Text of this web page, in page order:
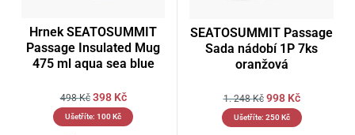
Hrnek SEATOSUMMIT
Passage Insulated Mug
475 ml aqua sea blue
498Kč 398 Kč
Ušetříte: 100Kč
SEATOSUMMIT Passage
Sada nádobí 1P 7ks
oranžová
1. 248Kč 998 Kč
Ušetříte: 250Kč